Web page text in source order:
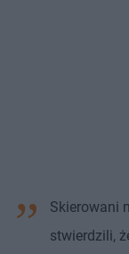
Skierowani
stwierdzili,